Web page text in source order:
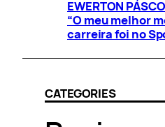
EWERTON
“O meu melhor
carreira foi no
CATEGORIES